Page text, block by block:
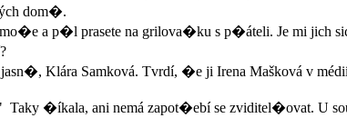
dom�.
a p�l prasete na grilova�ku s p�áteli. Je mi jich
Klára Samková. Tvrdí, �e ji Irena Mašková v
�íkala, ani nemá zapot�ebí se zviditel�ovat. U